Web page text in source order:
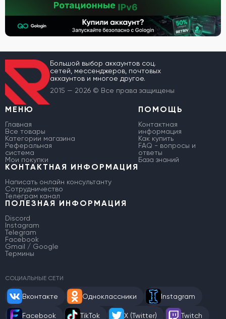
Большой выбор аккаунтов соц.
сетей, мессенджеров, почтовых
аккаунтов и многое другое.
2015 — 2026 © Все права защищены
МЕНЮ
Главная
Все товары
Категории магазина
Реферальная
система
Мои покупки
ПОМОЩЬ
Контактная
информация
Как купить
FAQ - вопросы и
ответы
База знаний
КОНТАКТНАЯ ИНФОРМАЦИЯ
Написать онлайн консультанту
Сотрудничество
Телеграм канал
ПОЛЕЗНАЯ ИНФОРМАЦИЯ
Discord
Instagram
Telegram
Facebook
Gmail / Google
Термины
СОЦИАЛЬНЫЕ СЕТИ
Вконтакте Одноклассники Instagram
Facebook TikTok X (Twitter) Twitch